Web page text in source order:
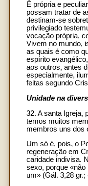
É própria e
possam tratar de
destinam-se
privilegiado
vocação própria,
Vivem no mundo,
as quais é como
espírito
aos outros, antes
especialmente,
feitas segundo
Unidade na
32. A santa Igreja,
temos muitos
membros uns dos
Um só é, pois, o
regeneração em
caridade indivisa.
sexo, porque
um» (Gál. 3,28 gr.;